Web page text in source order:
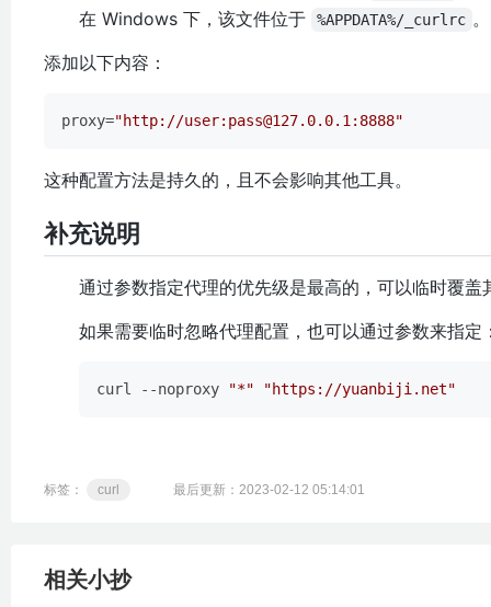
在 Windows 下，该文件位于
%APPDATA%/_curlrc 。
添加以下内容：
proxy="http://user:pass@127.0.0.1:8888"
这种配置方法是持久的，且不会影响其他工具。
补充说明
通过参数指定代理的优先级是最高的，可以临时覆盖
如果需要临时忽略代理配置，也可以通过参数来指定
curl --noproxy "*" "https://yuanbiji.net"
标签： curl 最后更新：2023-02-12 05:14:01
相关小抄